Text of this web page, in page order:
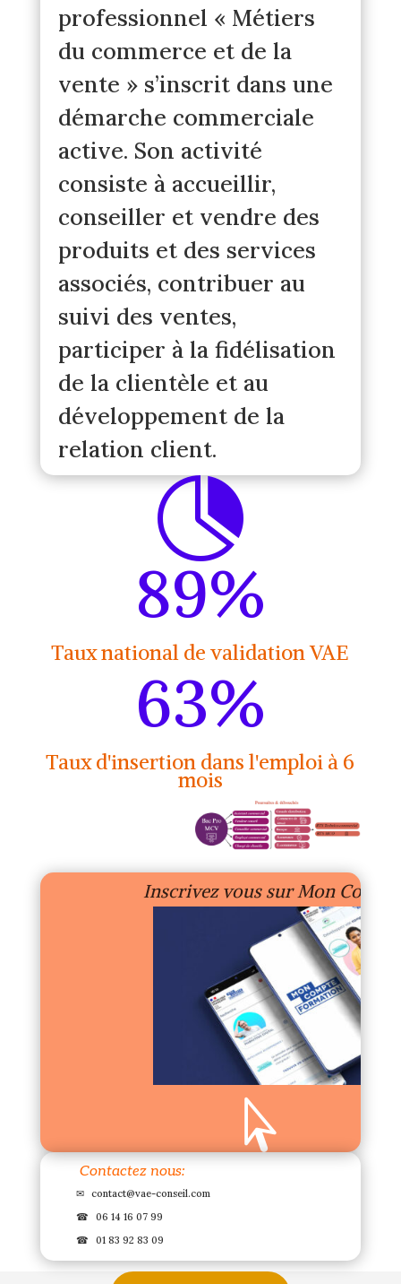
professionnel « Métiers
du commerce et de la
vente » s’inscrit dans une
démarche commerciale
active. Son activité
consiste à accueillir,
conseiller et vendre des
produits et des services
associés, contribuer au
suivi des ventes,
participer à la fidélisation
de la clientèle et au
développement de la
relation client.

89%
Taux national de validation VAE
63%
Taux d'insertion dans l'emploi à 6
mois
Inscrivez vous sur Mon

Contactez nous:
✉ contact@vae-conseil.com
☎
06 14 16 07 99
☎
01 83 92 83 09